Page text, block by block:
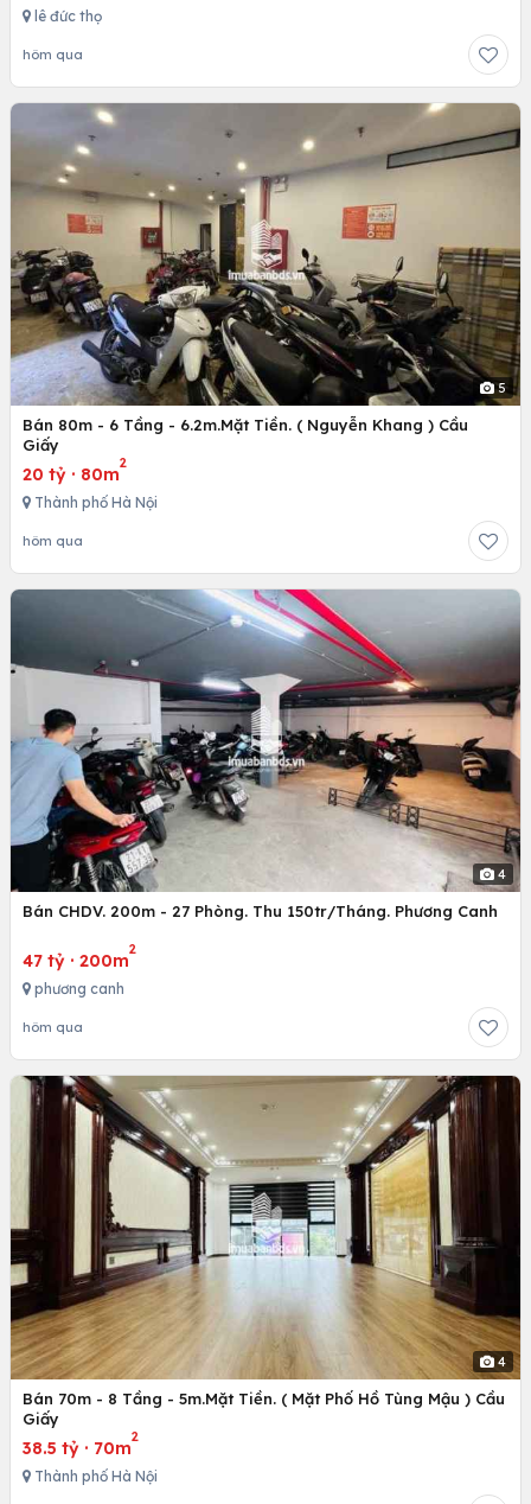
lê đức thọ
hôm qua
5
Bán 80m - 6 Tầng - 6.2m.Mặt Tiền. ( Nguyễn Khang ) Cầu
Giấy
20 tỷ · 80m
2
Thành phố Hà Nội
hôm qua
4
Bán CHDV. 200m - 27 Phòng. Thu 150tr/Tháng. Phương Canh
47 tỷ · 200m
2
phương canh
hôm qua
4
Bán 70m - 8 Tầng - 5m.Mặt Tiền. ( Mặt Phố Hồ Tùng Mậu ) Cầu
Giấy
38.5 tỷ · 70m
2
Thành phố Hà Nội